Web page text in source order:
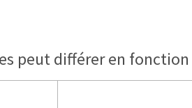
peut différer en